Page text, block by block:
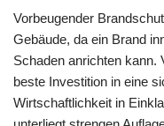
Vorbeugender
Gebäude, da ein Brand
Schaden anrichten kann.
beste Investition in eine
Wirtschaftlichkeit in